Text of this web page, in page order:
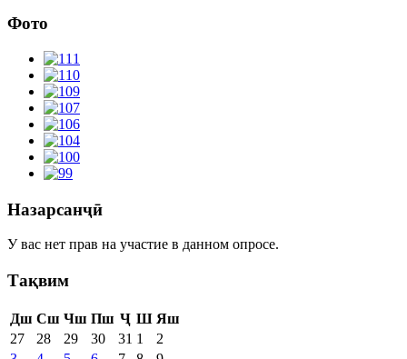
Фото
Назарсанҷӣ
У вас нет прав на участие в данном опросе.
Тақвим
Дш Сш Чш Пш Ҷ Ш Яш
27
28 29 30 31 1
2